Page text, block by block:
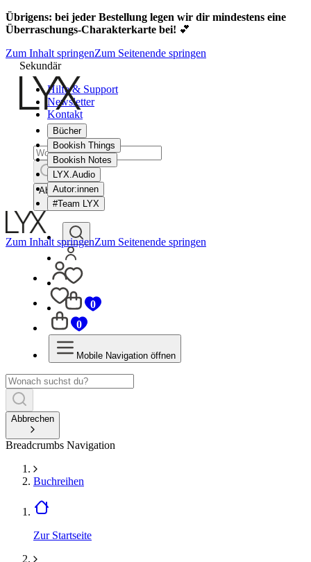
Übrigens: bei jeder Bestellung legen wir dir mindestens eine
Überraschungs-Charakterkarte bei! 💕
Zum Inhalt springenZum Seitenende springen
Sekundär
Hilfe & Support
Newsletter
Kontakt
Bücher
Bookish Things
Bookish Notes
LYX.Audio
Autor:innen
#Team LYX
0
Abbrechen
Zum Inhalt springenZum Seitenende springen
0
Mobile Navigation öffnen
Abbrechen
Breadcrumbs Navigation
Buchreihen
Zur Startseite